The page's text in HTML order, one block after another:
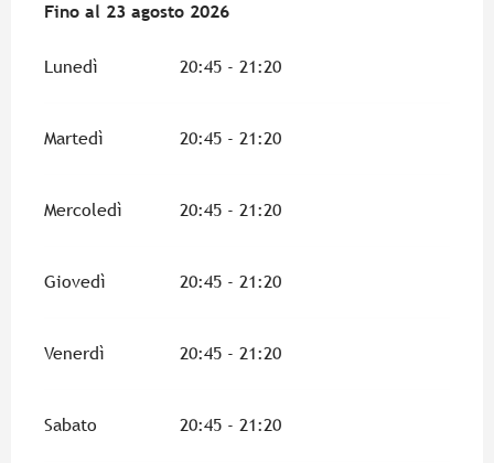
Dal9 luglio 2026 al23 agosto 2026
Fino al 23 agosto 2026
Lunedì 20:45 - 21:20
Martedì 20:45 - 21:20
Mercoledì 20:45 - 21:20
Giovedì 20:45 - 21:20
Venerdì 20:45 - 21:20
Sabato 20:45 - 21:20